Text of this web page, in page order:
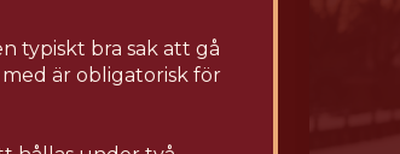
typiskt bra sak att gå
är obligatorisk för